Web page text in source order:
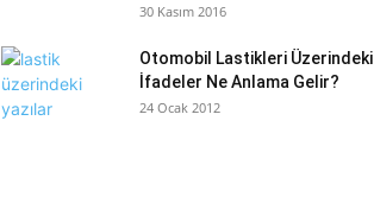
30 Kasım 2016
Otomobil Lastikleri Üzerindeki
İfadeler Ne Anlama Gelir?
24 Ocak 2012